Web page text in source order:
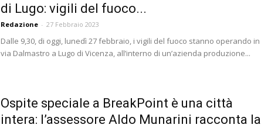
di Lugo: vigili del fuoco...
Redazione - 27 Febbraio 2023
Dalle 9,30, di oggi, lunedì 27 febbraio, i vigili del fuoco stanno operando in
via Dalmastro a Lugo di Vicenza, all’interno di un’azienda produzione...
Ospite speciale a BreakPoint è una città
intera: l’assessore Aldo Munarini racconta la